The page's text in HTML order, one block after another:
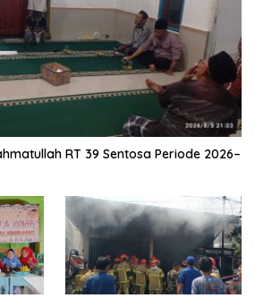
RT 39 Sentosa Periode 2026–